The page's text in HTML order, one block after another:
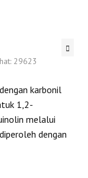
29623
karbonil
1,2-
melalui
dengan